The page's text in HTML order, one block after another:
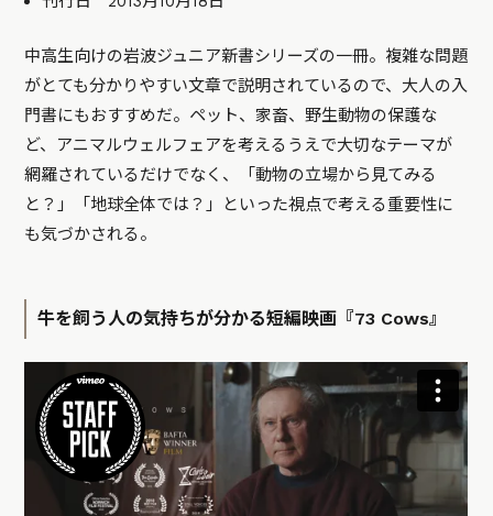
中高生向けの岩波ジュニア新書シリーズの一冊。複雑な問題
がとても分かりやすい文章で説明されているので、大人の入
門書にもおすすめだ。ペット、家畜、野生動物の保護な
ど、アニマルウェルフェアを考えるうえで大切なテーマが
網羅されているだけでなく、「動物の立場から見てみる
と？」「地球全体では？」といった視点で考える重要性に
も気づかされる。
牛を飼う人の気持ちが分かる短編映画『73 Cows』